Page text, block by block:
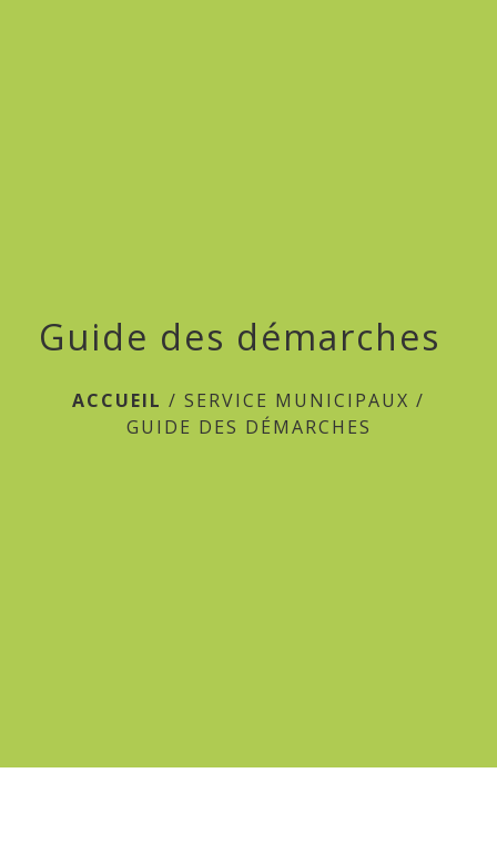
Guide des démarches
ACCUEIL / SERVICE MUNICIPAUX /
GUIDE DES DÉMARCHES